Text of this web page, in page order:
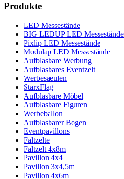
Produkte
LED Messestände
BIG LEDUP LED Messestände
Pixlip LED Messestände
Modulap LED Messestände
Aufblasbare Werbung
Aufblasbares Eventzelt
Werbesaeulen
StarxFlag
Aufblasbare Möbel
Aufblasbare Figuren
Werbeballon
Aufblasbarer Bogen
Eventpavillons
Faltzelte
Faltzelt 4x8m
Pavillon 4x4
Pavillon 3x4,5m
Pavillon 4x6m